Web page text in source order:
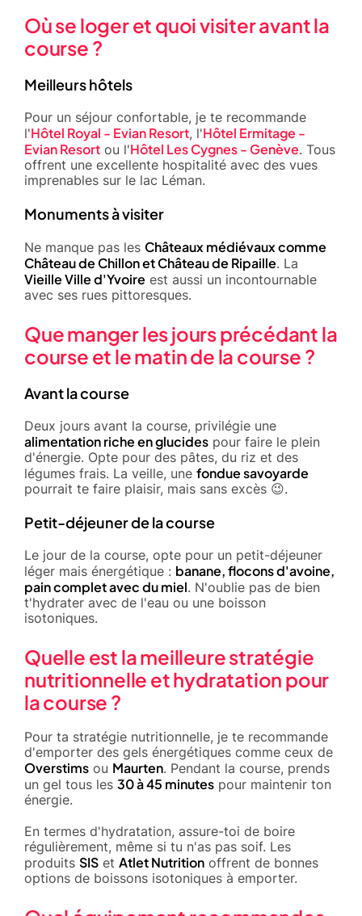
Où se loger et quoi visiter avant la
course ?
Meilleurs hôtels
Pour un séjour confortable, je te recommande
l'Hôtel Royal - Evian Resort, l'Hôtel Ermitage -
Evian Resort ou l'Hôtel Les Cygnes - Genève. Tous
offrent une excellente hospitalité avec des vues
imprenables sur le lac Léman.
Monuments à visiter
Ne manque pas les Châteaux médiévaux comme
Château de Chillon et Château de Ripaille. La
Vieille Ville d'Yvoire est aussi un incontournable
avec ses rues pittoresques.
Que manger les jours précédant la
course et le matin de la course ?
Avant la course
Deux jours avant la course, privilégie une
alimentation riche en glucides pour faire le plein
d'énergie. Opte pour des pâtes, du riz et des
légumes frais. La veille, une fondue savoyarde
pourrait te faire plaisir, mais sans excès 😉.
Petit-déjeuner de la course
Le jour de la course, opte pour un petit-déjeuner
léger mais énergétique : banane, flocons d'avoine,
pain complet avec du miel. N'oublie pas de bien
t'hydrater avec de l'eau ou une boisson
isotoniques.
Quelle est la meilleure stratégie
nutritionnelle et hydratation pour
la course ?
Pour ta stratégie nutritionnelle, je te recommande
d'emporter des gels énergétiques comme ceux de
Overstims ou Maurten. Pendant la course, prends
un gel tous les 30 à 45 minutes pour maintenir ton
énergie.
En termes d'hydratation, assure-toi de boire
régulièrement, même si tu n'as pas soif. Les
produits SIS et Atlet Nutrition offrent de bonnes
options de boissons isotoniques à emporter.